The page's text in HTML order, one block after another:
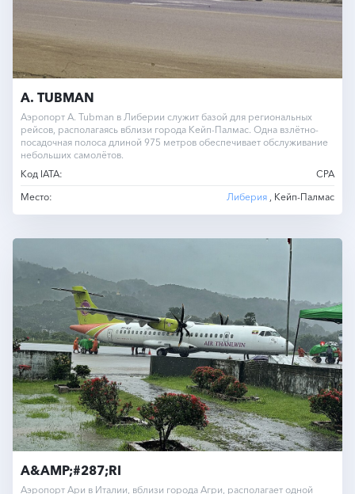
A. TUBMAN
Аэропорт A. Tubman в Либерии служит базой для региональных
рейсов, располагаясь вблизи города Кейп-Палмас. Одна взлётно-
посадочная полоса длиной 975 метров обеспечивает обслуживание
небольших самолётов.
Код IATA:
CPA
Место:
Либерия , Кейп-Палмас
A&AMP;#287;RI
Аэропорт Ари в Италии, вблизи города Агри, располагает одной